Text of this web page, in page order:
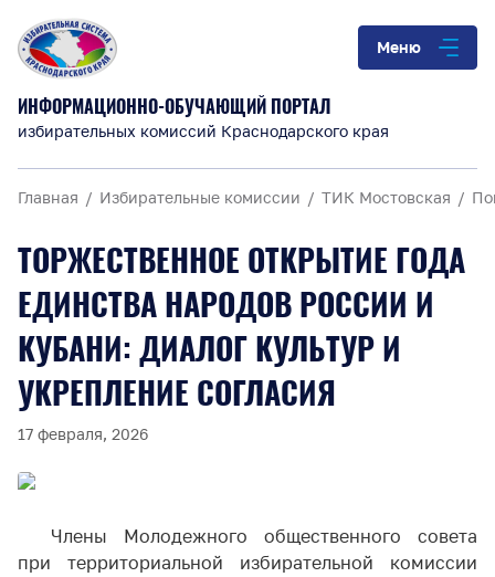
Меню
ИНФОРМАЦИОННО-ОБУЧАЮЩИЙ ПОРТАЛ
избирательных комиссий Краснодарского края
Главная Избирательные комиссии ТИК Мостовская
ТОРЖЕСТВЕННОЕ ОТКРЫТИЕ ГОДА
ЕДИНСТВА НАРОДОВ РОССИИ И
КУБАНИ: ДИАЛОГ КУЛЬТУР И
УКРЕПЛЕНИЕ СОГЛАСИЯ
17 февраля, 2026
Члены Молодежного общественного совета
при территориальной избирательной комиссии